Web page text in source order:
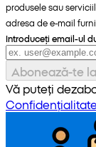
produsele sau
adresa de e-mail
Introduceți email-ul
Abonează-te
Vă puteți